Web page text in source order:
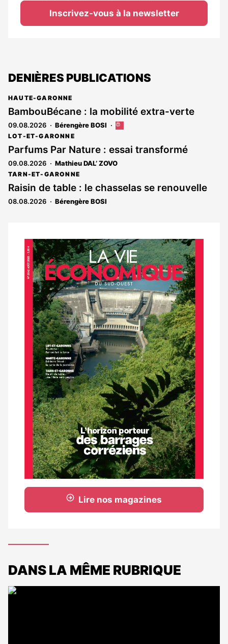
Inscrivez-vous à la newsletter
DENIÈRES PUBLICATIONS
HAUTE-GARONNE
BambouBécane : la mobilité extra-verte
09.08.2026 Bérengère BOSI
Cet
réservé
aux
LOT-ET-GARONNE
Parfums Par Nature : essai transformé
09.08.2026 Mathieu DAL’ ZOVO
TARN-ET-GARONNE
Raisin de table : le chasselas se renouvelle
08.08.2026 Bérengère BOSI
Notre
dernier
magazine
Lire nos magazines
DANS LA MÊME RUBRIQUE